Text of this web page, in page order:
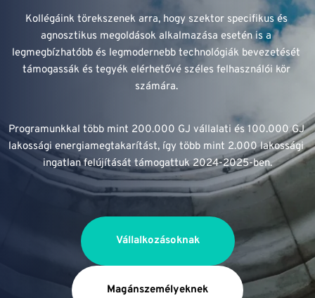
Kollégáink törekszenek arra, hogy szektor specifikus és
agnosztikus megoldások alkalmazása esetén is a
legmegbízhatóbb és legmodernebb technológiák bevezetését
támogassák és tegyék elérhetővé széles felhasználói kör
számára.
Programunkkal több mint 200.000 GJ vállalati és 100.000 GJ
lakossági energiamegtakarítást, így több mint 2.000 lakossági
ingatlan felújítását támogattuk 2024-2025-ben.
Vállalkozásoknak
Magánszemélyeknek